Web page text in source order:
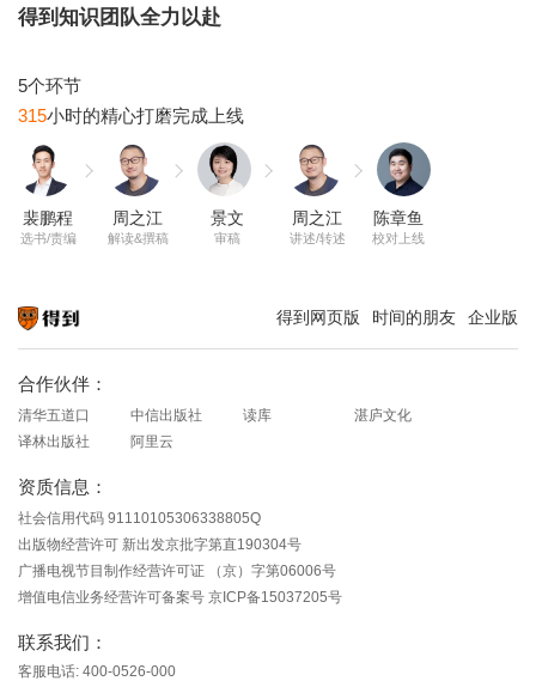
得到知识团队全力以赴
315
裴鹏程
选书/责编
周之江
解读&撰稿
景文
审稿
周之江
讲述/转述
陈章鱼
校对上线
得到网页版 时间的朋友 企业版
合作伙伴：
清华五道口 中信出版社 读库
湛庐文化
译林出版社
阿里云
资质信息：
社会信用代码 91110105306338805Q
出版物经营许可 新出发京批字第直190304号
广播电视节目制作经营许可证 （京）字第06006号
增值电信业务经营许可备案号 京ICP备15037205号
联系我们：
客服电话: 400-0526-000